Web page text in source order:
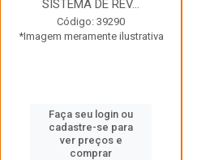
SISTEMA DE REV...
Código: 39290
*Imagem meramente ilustrativa
Faça seu login ou
cadastre-se para
ver preços e
comprar